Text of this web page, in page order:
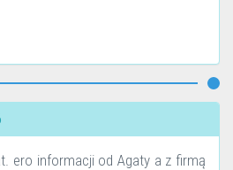
ero informacji od Agaty a z firmą